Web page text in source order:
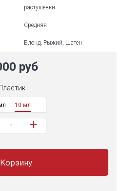
растушевки
Средняя
Блонд, Рыжий, Шатен
руб
10 мл
+